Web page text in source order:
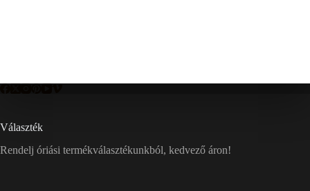
Választék
Rendelj óriási termékválasztékunkból, kedvező áron!